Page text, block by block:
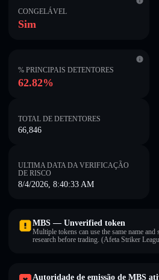
CONGELÁVEL
Sim
% PRINCIPAIS DETENTORES
62.82%
TOTAL DE DETENTORES
66,846
ULTIMA DATA DA VERIFICAÇÃO
DE RISCO
8/4/2026, 8:40:33 AM
MBS — Unverified token
Multiple tokens can use the same name
research before trading. (Afeta Striker
Autoridade de emissão de MBS